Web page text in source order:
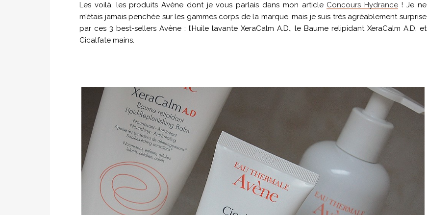
Les voilà, les produits Avène dont je vous parlais dans mon article Concours Hydrance ! Je ne
m’étais jamais penchée sur les gammes corps de la marque, mais je suis très agréablement surprise
par ces 3 best-sellers Avène : l’Huile lavante XeraCalm A.D., le Baume relipidant XeraCalm A.D. et
Cicalfate mains.